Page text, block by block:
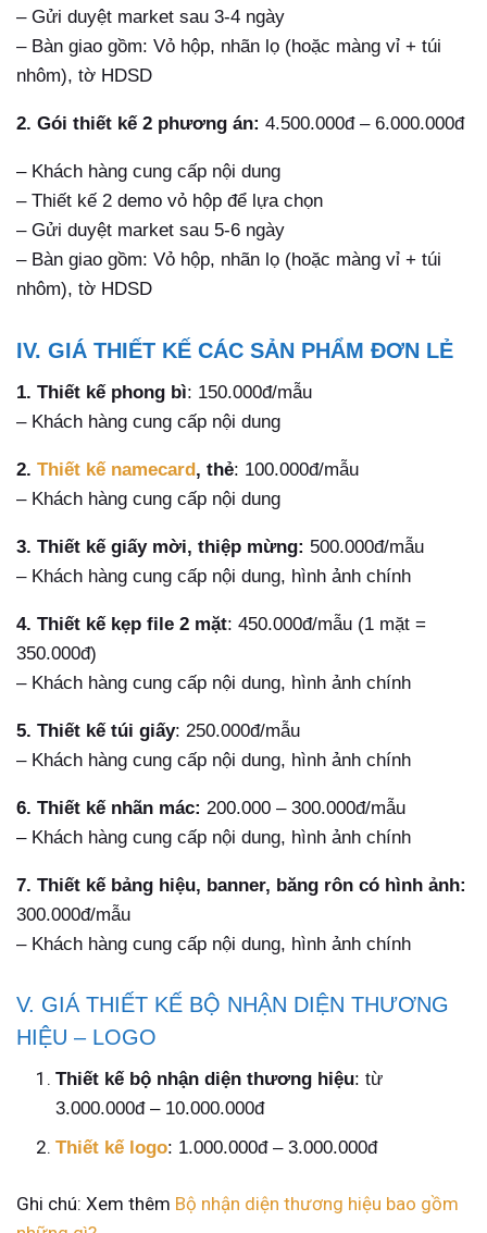
– Gửi duyệt market sau 3-4 ngày
– Bàn giao gồm: Vỏ hộp, nhãn lọ (hoặc màng vỉ + túi
nhôm), tờ HDSD
2. Gói thiết kế 2 phương án: 4.500.000đ – 6.000.000đ
– Khách hàng cung cấp nội dung
– Thiết kế 2 demo vỏ hộp để lựa chọn
– Gửi duyệt market sau 5-6 ngày
– Bàn giao gồm: Vỏ hộp, nhãn lọ (hoặc màng vỉ + túi
nhôm), tờ HDSD
IV. GIÁ THIẾT KẾ CÁC SẢN PHẨM ĐƠN LẺ
1. Thiết kế phong bì: 150.000đ/mẫu
– Khách hàng cung cấp nội dung
2. Thiết kế namecard, thẻ: 100.000đ/mẫu
– Khách hàng cung cấp nội dung
3. Thiết kế giấy mời, thiệp mừng: 500.000đ/mẫu
– Khách hàng cung cấp nội dung, hình ảnh chính
4. Thiết kế kẹp file 2 mặt: 450.000đ/mẫu (1 mặt =
350.000đ)
– Khách hàng cung cấp nội dung, hình ảnh chính
5. Thiết kế túi giấy: 250.000đ/mẫu
– Khách hàng cung cấp nội dung, hình ảnh chính
6. Thiết kế nhãn mác: 200.000 – 300.000đ/mẫu
– Khách hàng cung cấp nội dung, hình ảnh chính
7. Thiết kế bảng hiệu, banner, băng rôn có hình ảnh:
300.000đ/mẫu
– Khách hàng cung cấp nội dung, hình ảnh chính
V. GIÁ THIẾT KẾ BỘ NHẬN DIỆN THƯƠNG
HIỆU – LOGO
Thiết kế bộ nhận diện thương hiệu: từ
3.000.000đ – 10.000.000đ
Thiết kế logo: 1.000.000đ – 3.000.000đ
Ghi chú: Xem thêm Bộ nhận diện thương hiệu bao gồm